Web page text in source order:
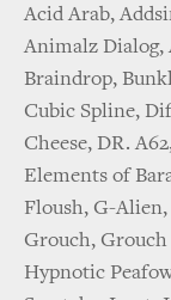
Acid Arab,
Animalz
Braindrop,
Cubic Spline,
Cheese, DR.
Elements of
Floush, G-Alien,
Grouch,
Hypnotic